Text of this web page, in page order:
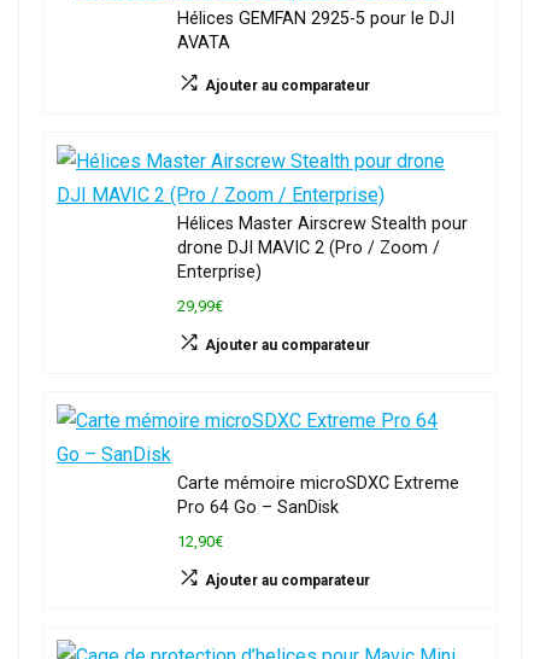
Hélices GEMFAN 2925-5 pour le DJI
AVATA
Ajouter au comparateur
Hélices Master Airscrew Stealth pour
drone DJI MAVIC 2 (Pro / Zoom /
Enterprise)
29,99€
Ajouter au comparateur
Carte mémoire microSDXC Extreme
Pro 64 Go – SanDisk
12,90€
Ajouter au comparateur